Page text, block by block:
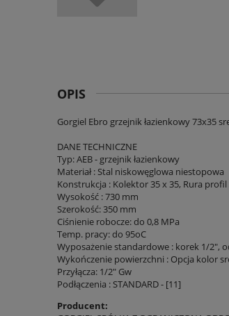
OPIS
Gorgiel Ebro grzejnik łazienkowy 73x35
DANE TECHNICZNE
Typ: AEB - grzejnik łazienkowy
Materiał : Stal niskowęglowa niestopowa
Konstrukcja : Kolektor 35 x 35, Rura profil
Wysokość : 730 mm
Szerokość: 350 mm
Ciśnienie robocze: do 0,8 MPa
Temp. pracy: do 95oC
Wyposażenie standardowe : korek 1/2",
Wykończenie powierzchni : Opcja kolor
Przyłącza: 1/2" Gw
Podłączenia : STANDARD - [11]
Producent: